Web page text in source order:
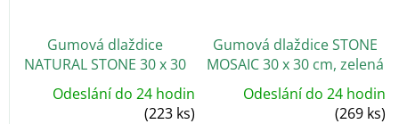
Gumová dlaždice
NATURAL STONE 30 x 30
cm, hnědá
Odeslání do 24 hodin
(223 ks)
Gumová dlaždice STONE
MOSAIC 30 x 30 cm, zelená
Odeslání do 24 hodin
(269 ks)